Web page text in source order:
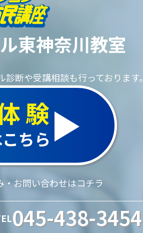
東神奈川教室
診断や受講相談も行っております。
験
ちら
・お問い合わせはコチラ
045-438-3454